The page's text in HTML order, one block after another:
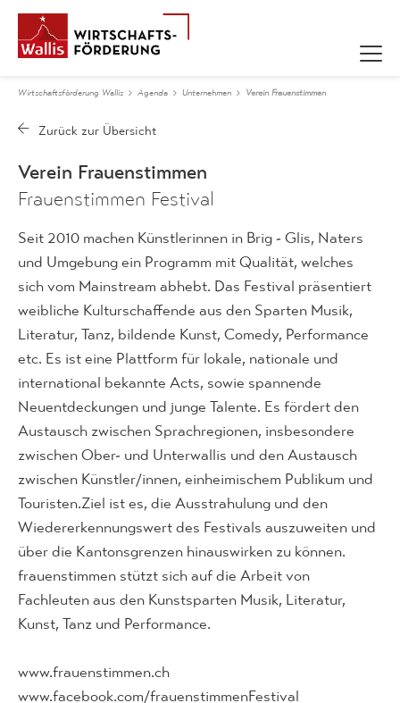
Wirtschaftsförderung Wallis Agenda Unternehmen Verein Frauenstimmen
Verein Frauenstimmen
Frauenstimmen Festival
Seit 2010 machen Künstlerinnen in Brig - Glis, Naters
und Umgebung ein Programm mit Qualität, welches
sich vom Mainstream abhebt. Das Festival präsentiert
weibliche Kulturschaffende aus den Sparten Musik,
Literatur, Tanz, bildende Kunst, Comedy, Performance
etc. Es ist eine Plattform für lokale, nationale und
international bekannte Acts, sowie spannende
Neuentdeckungen und junge Talente. Es fördert den
Austausch zwischen Sprachregionen, insbesondere
zwischen Ober- und Unterwallis und den Austausch
zwischen Künstler/innen, einheimischem Publikum und
Touristen.Ziel ist es, die Ausstrahulung und den
Wiedererkennungswert des Festivals auszuweiten und
über die Kantonsgrenzen hinauswirken zu können.
frauenstimmen stützt sich auf die Arbeit von
Fachleuten aus den Kunstsparten Musik, Literatur,
Kunst, Tanz und Performance.
www.frauenstimmen.ch
www.facebook.com/frauenstimmenFestival